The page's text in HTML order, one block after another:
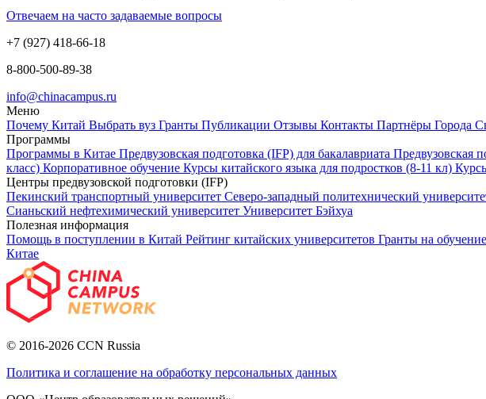
Отвечаем на часто задаваемые вопросы
+7 (927) 418-66-18
8-800-500-89-38
info@chinacampus.ru
Меню
Почему Китай Выбрать вуз Гранты Публикации Отзывы Контакты Партнёры Города
Программы
Программы в Китае Предвузовская подготовка (IFP) для бакалавриата Предвузовская
класс) Корпоративное обучение Курсы китайского языка для подростков (8-11 кл)
Центры предвузовской подготовки (IFP)
Пекинский транспортный университет Северо-западный политехнический
Сианьский нефтехимический университет Университет Бэйхуа
Полезная информация
Помощь в поступлении в Китай Рейтинг китайских университетов Гранты на
Китае
© 2016-2026 CCN Russia
Политика и соглашение на обработку персональных данных